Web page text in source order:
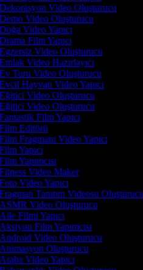
Video Oluşturucu
Video Oluşturucu
Video Yapıcı
Film Yapıcı
Video Oluşturucu
Video Hazırlayıcı
Turu Video Oluşturucu
Hayvan Video Yapıcı
Video Oluşturucu
Video Oluşturucu
Film Yapıcı
Editörü
Fragmanı Video Yapıcı
Yapıcı
Yapımcısı
Video Maker
Video Yapıcı
Tanıtım Videosu Oluşturucu
Video Oluşturucu
Filmi Yapıcı
Film Yapımcısı
Video Oluşturucu
Oluşturucu
Video Yapıcı